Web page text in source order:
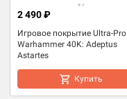
Игровое покрытие Ultra-Pro
Warhammer 40K: Adeptus
Astartes
2 490 ₽
Купить